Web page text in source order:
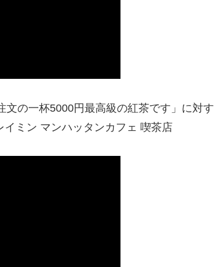
文の一杯5000円最高級の紅茶です」に対す
ミン マンハッタンカフェ 喫茶店